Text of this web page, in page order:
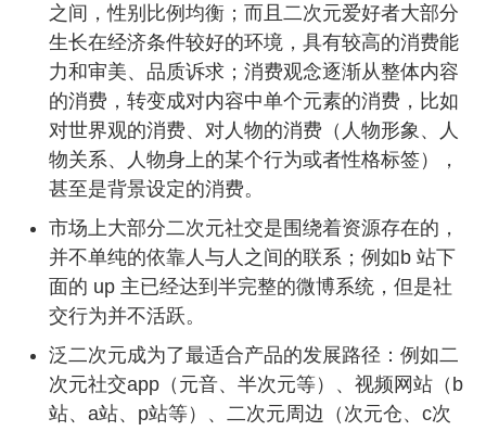
之间，性别比例均衡；而且二次元爱好者大部分
生长在经济条件较好的环境，具有较高的消费能
力和审美、品质诉求；消费观念逐渐从整体内容
的消费，转变成对内容中单个元素的消费，比如
对世界观的消费、对人物的消费（人物形象、人
物关系、人物身上的某个行为或者性格标签），
甚至是背景设定的消费。
市场上大部分二次元社交是围绕着资源存在的，
并不单纯的依靠人与人之间的联系；例如b 站下
面的 up 主已经达到半完整的微博系统，但是社
交行为并不活跃。
泛二次元成为了最适合产品的发展路径：例如二
次元社交app（元音、半次元等）、视频网站（b
站、a站、p站等）、二次元周边（次元仓、c次